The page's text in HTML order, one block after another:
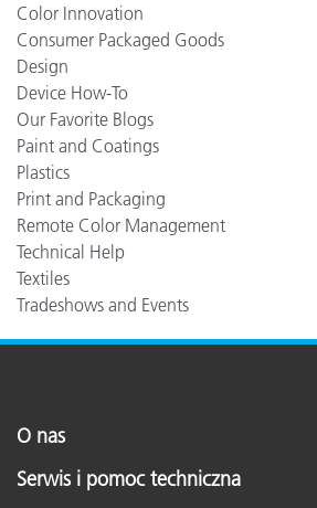
Color Innovation
Consumer Packaged Goods
Design
Device How-To
Our Favorite Blogs
Paint and Coatings
Plastics
Print and Packaging
Remote Color Management
Technical Help
Textiles
Tradeshows and Events
O nas
Serwis i pomoc techniczna